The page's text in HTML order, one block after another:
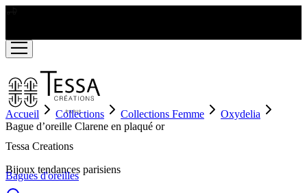
Tessa Creations
Bijoux tendances parisiens
Accueil Collections Collections Femme
Oxydelia
Bague d’oreille Clarene en plaqué or
Bagues d'oreilles